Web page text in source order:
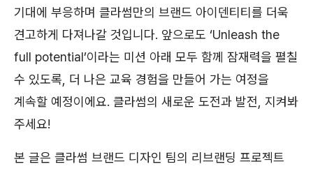
기대에 부응하며 클라썸만의 브랜드 아이덴티티를 더욱
견고하게 다져나갈 것입니다. 앞으로도 ‘Unleash the
full potential’이라는 미션 아래 모두 함께 잠재력을 펼칠
수 있도록, 더 나은 교육 경험을 만들어 가는 여정을
계속할 예정이에요. 클라썸의 새로운 도전과 발전, 지켜봐
주세요!
본 글은 클라썸 브랜드 디자인 팀의 리브랜딩 프로젝트